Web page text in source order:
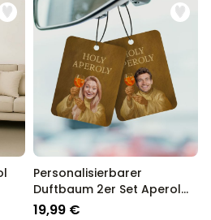
Personalisierbarer
Duftbaum 2er Set Aperol
mit Gesicht
19,99 €